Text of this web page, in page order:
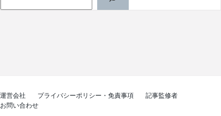
運営会社 プライバシーポリシー・免責事項
記事監修者
お問い合わせ